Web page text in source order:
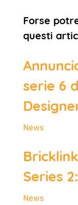
Forse
questi
serie 6
News
Series
News